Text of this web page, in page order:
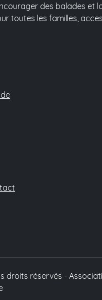
des balades et
toutes les familles,
droits réservés -